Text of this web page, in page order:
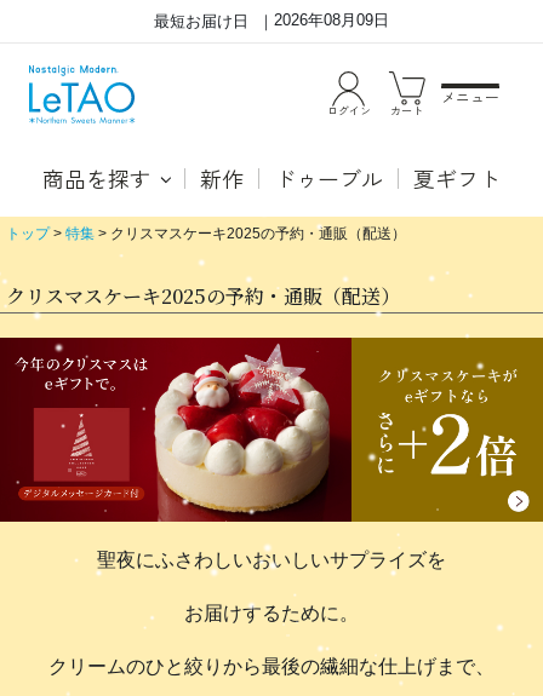
最短お届け日 2026年08月09日
ログイン カート
メニュー
商品を探す 新作 ドゥーブル 夏ギフト
トップ 特集 クリスマスケーキ2025の予約・通販（配送）
クリスマスケーキ2025の予約・通販（配送）
聖夜にふさわしいおいしいサプライズを
お届けするために。
クリームのひと絞りから最後の繊細な仕上げまで、